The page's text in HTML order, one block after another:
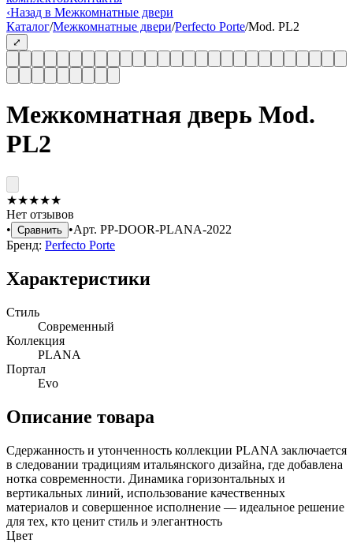
‹Назад в Межкомнатные двери
Каталог/Межкомнатные двери/Perfecto Porte/Mod. PL2
⤢
Межкомнатная дверь Mod.
PL2
★★★★★
Нет отзывов
• Сравнить •Арт. PP-DOOR-PLANA-2022
Бренд: Perfecto Porte
Характеристики
Стиль
Современный
Коллекция
PLANA
Портал
Evo
Описание товара
Сдержанность и утонченность коллекции PLANA заключается
в следовании традициям итальянского дизайна, где добавлена
нотка современности. Динамика горизонтальных и
вертикальных линий, использование качественных
материалов и совершенное исполнение — идеальное решение
для тех, кто ценит стиль и элегантность
Цвет